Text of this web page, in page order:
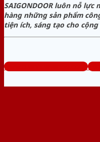
SAIGONDOOR luôn nỗ lực
hàng những sản phẩm
tiện ích, sáng tạo cho
www.cuanhuavango.com